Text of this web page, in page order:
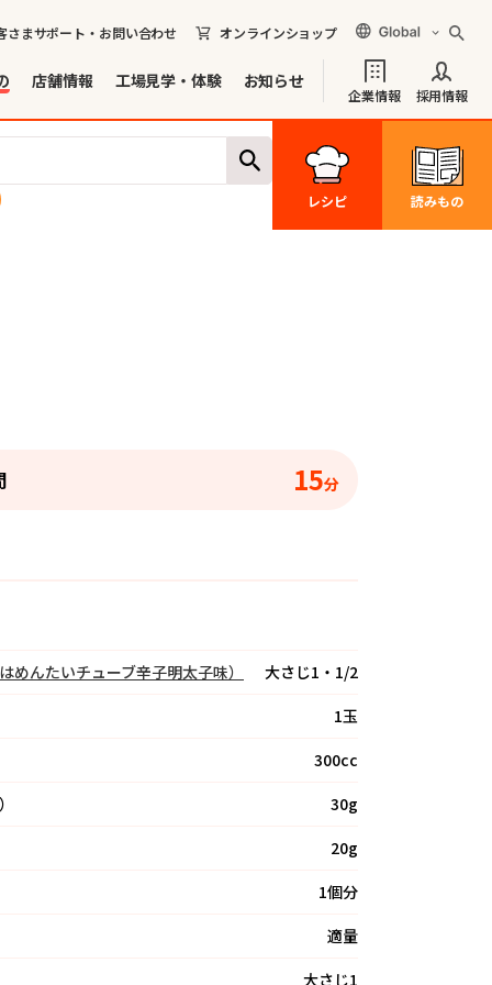
さまサポート・お問い合わせ オンラインショップ
店舗情報 工場見学・体験 お知らせ
企業情報 採用情報
レシピ 読みもの
15分
めんたいチューブ辛子明太子味）
大さじ1・1/2
1玉
300cc
30g
20g
1個分
適量
大さじ1